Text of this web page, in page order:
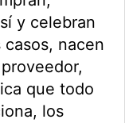
y celebran
nacen
que todo
los